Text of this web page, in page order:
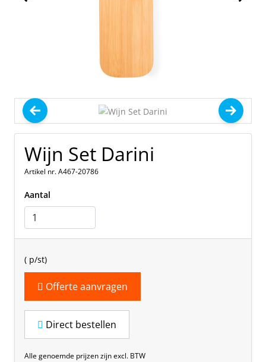
Wijn Set Darini
Artikel nr. A467-20786
Aantal
( p/st)
Offerte aanvragen
Direct bestellen
Alle genoemde prijzen zijn excl. BTW